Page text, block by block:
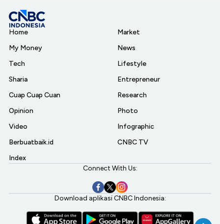
Home
My Money
Tech
Sharia
Cuap Cuap Cuan
Opinion
Video
Berbuatbaik.id
Index
Market
News
Lifestyle
Entrepreneur
Research
Photo
Infographic
CNBC TV
Connect With Us:
Download aplikasi CNBC Indonesia: